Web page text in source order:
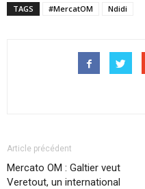
TAGS #MercatOM Ndidi
Article précédent
Mercato OM : Galtier veut
Veretout, un international